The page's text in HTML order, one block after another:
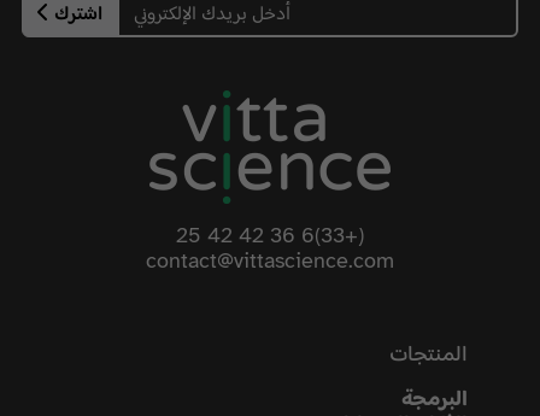
اشترك
(+33)6 36 42 42 25
contact@vittascience.com
المنتجات
البرمجة